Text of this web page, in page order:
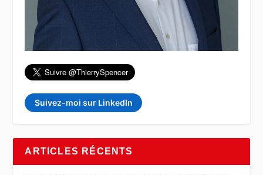
Suivez-moi sur LinkedIn
ARTICLES RÉCENTS